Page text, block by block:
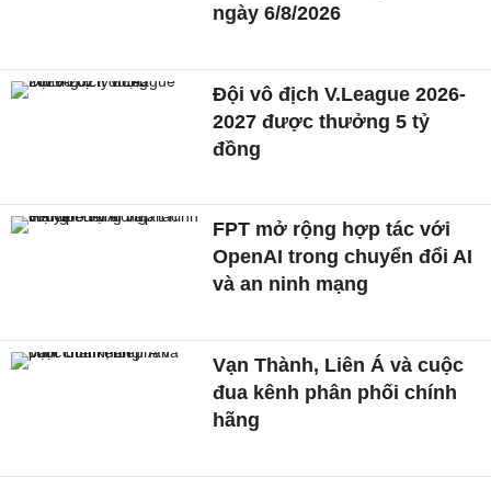
ngày 6/8/2026
Đội vô địch V.League 2026-
2027 được thưởng 5 tỷ
đồng
FPT mở rộng hợp tác với
OpenAI trong chuyển đổi AI
và an ninh mạng
Vạn Thành, Liên Á và cuộc
đua kênh phân phối chính
hãng